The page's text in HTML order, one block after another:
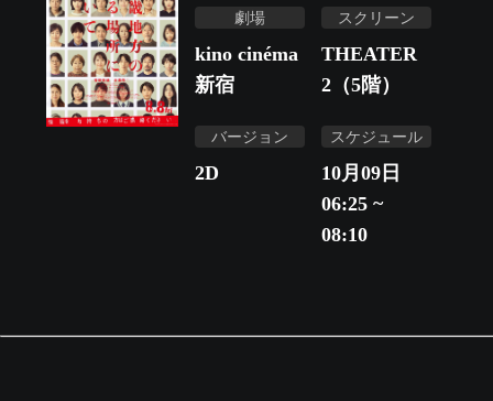
劇場
kino cinéma
新宿
スクリーン
THEATER
2（5階）
バージョン
2D
スケジュール
10月09日
06:25 ~
08:10